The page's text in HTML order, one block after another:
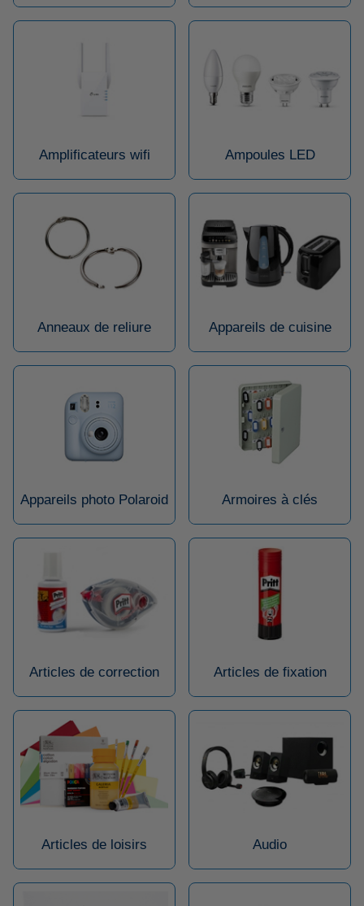
Amplificateurs wifi Ampoules LED
Anneaux de reliure Appareils de cuisine
Appareils photo Polaroid Armoires à clés
Articles de correction Articles de fixation
Articles de loisirs Audio